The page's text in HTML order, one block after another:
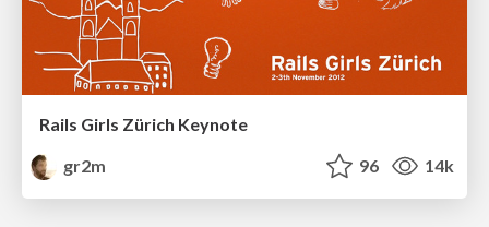
Rails Girls Zürich Keynote
gr2m
96 14k